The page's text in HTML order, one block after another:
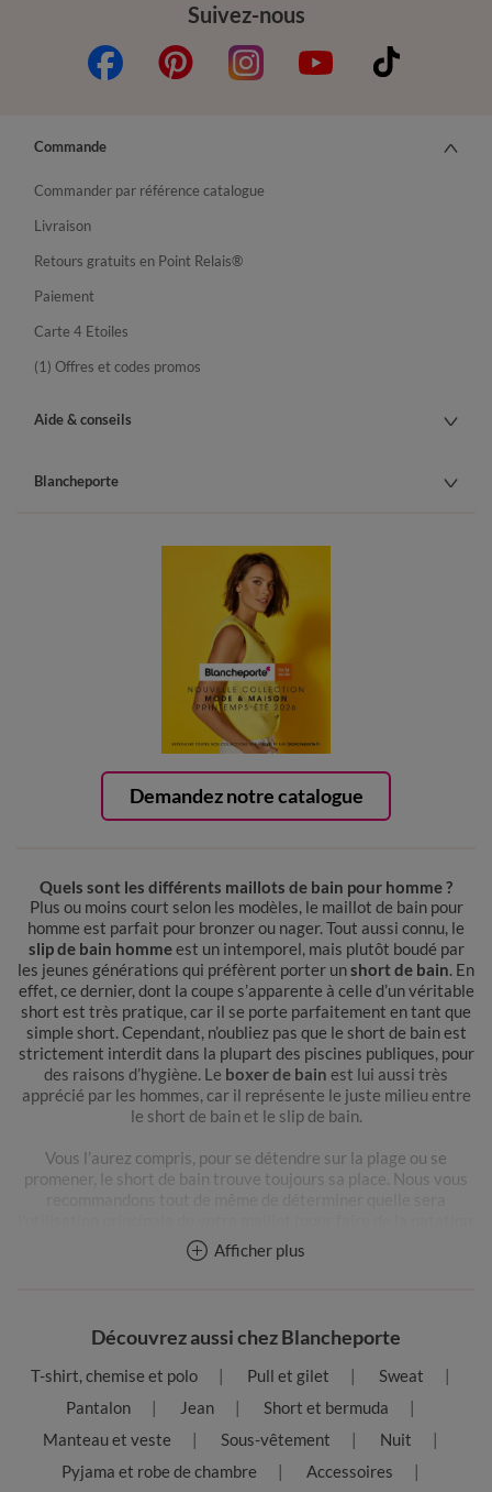
Suivez-nous
Demandez notre catalogue
Commande
Commander par référence catalogue
Livraison
Retours gratuits en Point Relais®
Paiement
Carte 4 Etoiles
(1) Offres et codes promos
Aide & conseils
Blancheporte
Quels sont les différents maillots de bain pour homme ?
Plus ou moins court selon les modèles, le maillot de bain pour
homme est parfait pour bronzer ou nager. Tout aussi connu, le
slip de bain hommeest un intemporel, mais plutôt boudé par
les jeunes générations qui préfèrent porter unshort de bain. En
effet, ce dernier, dont la coupe s’apparente à celle d’un véritable
short est très pratique, car il se porte parfaitement en tant que
simple short. Cependant, n’oubliez pas que le short de bain est
strictement interdit dans la plupart des piscines publiques, pour
des raisons d’hygiène. Le boxer de bain est lui aussi très
apprécié par les hommes, car il représente le juste milieu entre
le short de bain et le slip de bain.
Vous l’aurez compris, pour se détendre sur la plage ou se
promener, le short de bain trouve toujours sa place. Nous vous
pour faire un sport aquatique, pour bronzer autour de la piscine
familiale...) afin de choisir un modèle approprié.
Pour aller dans une piscine publique, nous vous conseillons de
porter un maillot de bain pour la natation. Spécialement étudié
pour nager, vous profiterez de toutes les performances de ce
maillot de bain. Pour passer du temps autour d’une piscine
plage, vous pourrez choisir entre le short de bain, le boxer de
bain et le slip de bain. Pour vos activités aquatiques, ces
Afficher plus
Découvrez aussi chez Blancheporte
T-shirt, chemise et polo Pull et gilet
Sweat
Pantalon
Jean
Short et bermuda
Manteau et veste
Sous-vêtement
Nuit
Pyjama et robe de chambre
Accessoires